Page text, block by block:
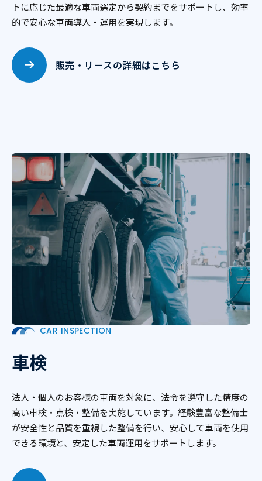
トに応じた最適な車両選定から契約までをサポートし、 効率
的で安心な車両導入・運用を実現します。
販売・リースの詳細はこちら
CAR INSPECTION
車検
法人・個人のお客様の車両を対象に、法令を遵守した精度の
高い車検・点検・整備を実施しています。経験豊富な整備士
が安全性と品質を重視した整備を行い、安心して車両を使用
できる環境と、安定した車両運用をサポートします。